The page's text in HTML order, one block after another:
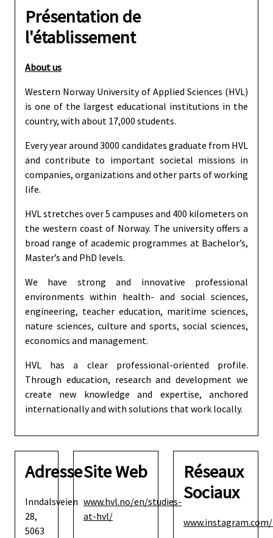
Présentation de
l'établissement
About us
Western Norway University of Applied Sciences (HVL)
is one of the largest educational institutions in the
country, with about 17,000 students.
Every year around 3000 candidates graduate from HVL
and contribute to important societal missions in
companies, organizations and other parts of working
life.
HVL stretches over 5 campuses and 400 kilometers on
the western coast of Norway. The university offers a
broad range of academic programmes at Bachelor’s,
Master’s and PhD levels.
We have strong and innovative professional
environments within health- and social sciences,
engineering, teacher education, maritime sciences,
nature sciences, culture and sports, social sciences,
economics and management.
HVL has a clear professional-oriented profile.
Through education, research and development we
create new knowledge and expertise, anchored
internationally and with solutions that work locally.
Adresse
Inndalsveien
28,
5063
Site Web
www.hvl.no/en/studies-
at-hvl/
Réseaux
Sociaux